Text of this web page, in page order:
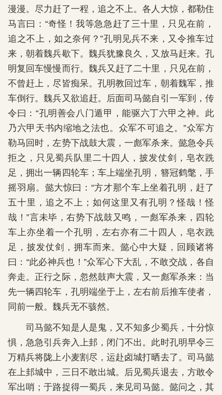
漫漫。尽力赶了一程，追之不上。各人大惊，都勒住
马言曰：“奇怪！我等急急赶了三十里，只见在前，
追之不上，如之奈何？”孔明见兵不来，又令推车过
来，朝着魏兵歇下。魏兵犹豫良久，又放马赶来。孔
明复回车慢慢而行。魏兵又赶了二十里，只见在前，
不曾赶上，尽皆痴呆。孔明教回过车，朝着魏军，推
车倒行。魏兵又欲追赶。后面司马懿自引一军到，传
令曰：“孔明善会八门遁甲，能驱六丁六甲之神。此
乃六甲天书内缩地之法也。众军不可追之。”众军方
勒马回时，左势下战鼓大震，一彪军杀来。懿急令兵
拒之，只见蜀兵队里二十四人，披发仗剑，皂衣跣
足，拥出一辆四轮车；车上端坐孔明，簪冠鹤氅，手
摇羽扇。懿大惊曰：“方才那个车上坐着孔明，赶了
五十里，追之不上；如何这里又有孔明？怪哉！怪
哉！”言未毕，右势下战鼓又鸣，一彪军杀来，四轮
车上亦坐着一个孔明，左右亦有二十四人，皂衣跣
足，披发仗剑，拥车而来。懿心中大疑，回顾诸将
曰：“此必神兵也！”众军心下大乱，不敢交战，各自
奔走。正行之际，忽然鼓声大震，又一彪军杀来：当
先一辆四轮车，孔明端坐于上，左右前后推车使者，
同前一般。魏兵无不骇然。
司马懿不知是人是鬼，又不知多少蜀兵，十分惊
惧，急急引兵奔入上邽，闭门不出。此时孔明早令三
万精兵将陇上小麦割尽，运赴卤城打晒去了。司马懿
在上邽城中，三日不敢出城。后见蜀兵退去，方敢令
军出哨；于路捉得一蜀兵，来见司马懿。懿问之，其